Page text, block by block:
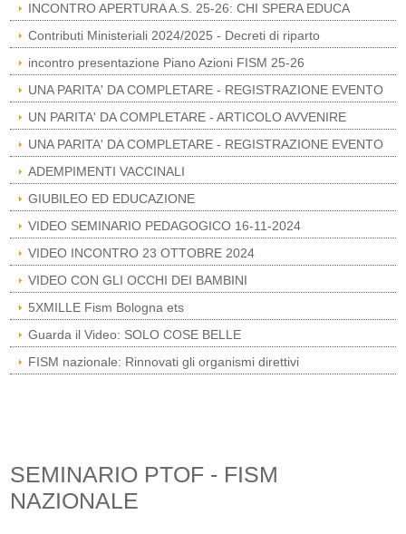
INCONTRO APERTURA A.S. 25-26: CHI SPERA EDUCA
Contributi Ministeriali 2024/2025 - Decreti di riparto
incontro presentazione Piano Azioni FISM 25-26
UNA PARITA' DA COMPLETARE - REGISTRAZIONE EVENTO
UN PARITA' DA COMPLETARE - ARTICOLO AVVENIRE
UNA PARITA' DA COMPLETARE - REGISTRAZIONE EVENTO
ADEMPIMENTI VACCINALI
GIUBILEO ED EDUCAZIONE
VIDEO SEMINARIO PEDAGOGICO 16-11-2024
VIDEO INCONTRO 23 OTTOBRE 2024
VIDEO CON GLI OCCHI DEI BAMBINI
5XMILLE Fism Bologna ets
Guarda il Video: SOLO COSE BELLE
FISM nazionale: Rinnovati gli organismi direttivi
SEMINARIO PTOF - FISM
NAZIONALE